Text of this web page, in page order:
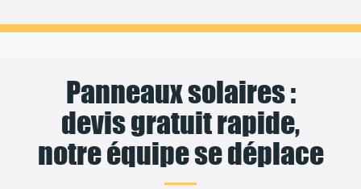
Panneaux solaires :
devis gratuit rapide,
notre équipe se déplace